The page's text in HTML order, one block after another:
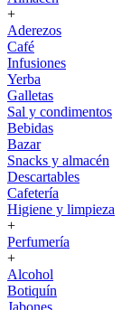
+
Aderezos
Café
Infusiones
Yerba
Galletas
Sal y condimentos
Bebidas
Bazar
Snacks y almacén
Descartables
Cafetería
Higiene y limpieza
+
Perfumería
+
Alcohol
Botiquín
Jabones